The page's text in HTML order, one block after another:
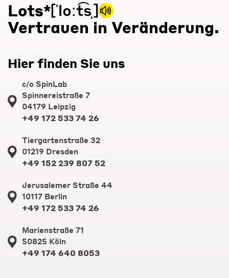
Lots*
Vertrauen in Veränderung.
Hier finden Sie uns
c/o SpinLab
Spinnereistraße 7
04179 Leipzig
+49 172 533 74 26
Tiergartenstraße 32
01219 Dresden
+49 152 239 807 52
Jerusalemer Straße 44
10117 Berlin
+49 172 533 74 26
Marienstraße 71
50825 Köln
+49 174 640 8053